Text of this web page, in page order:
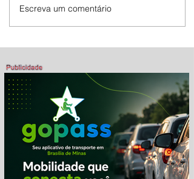
Mostra de Dança Artística celebra
cultura e talento em Brasília de
Escreva um comentário